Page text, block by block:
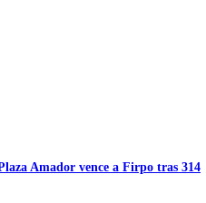
Amador vence a Firpo tras 314